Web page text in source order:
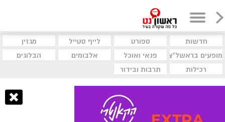
חדשות ספורט לייף סטייל
מגזין
מופעים בראשל"צ
פנאי ואוכל אלבומים
הבלוגים
רכילות
תרבות ובידור